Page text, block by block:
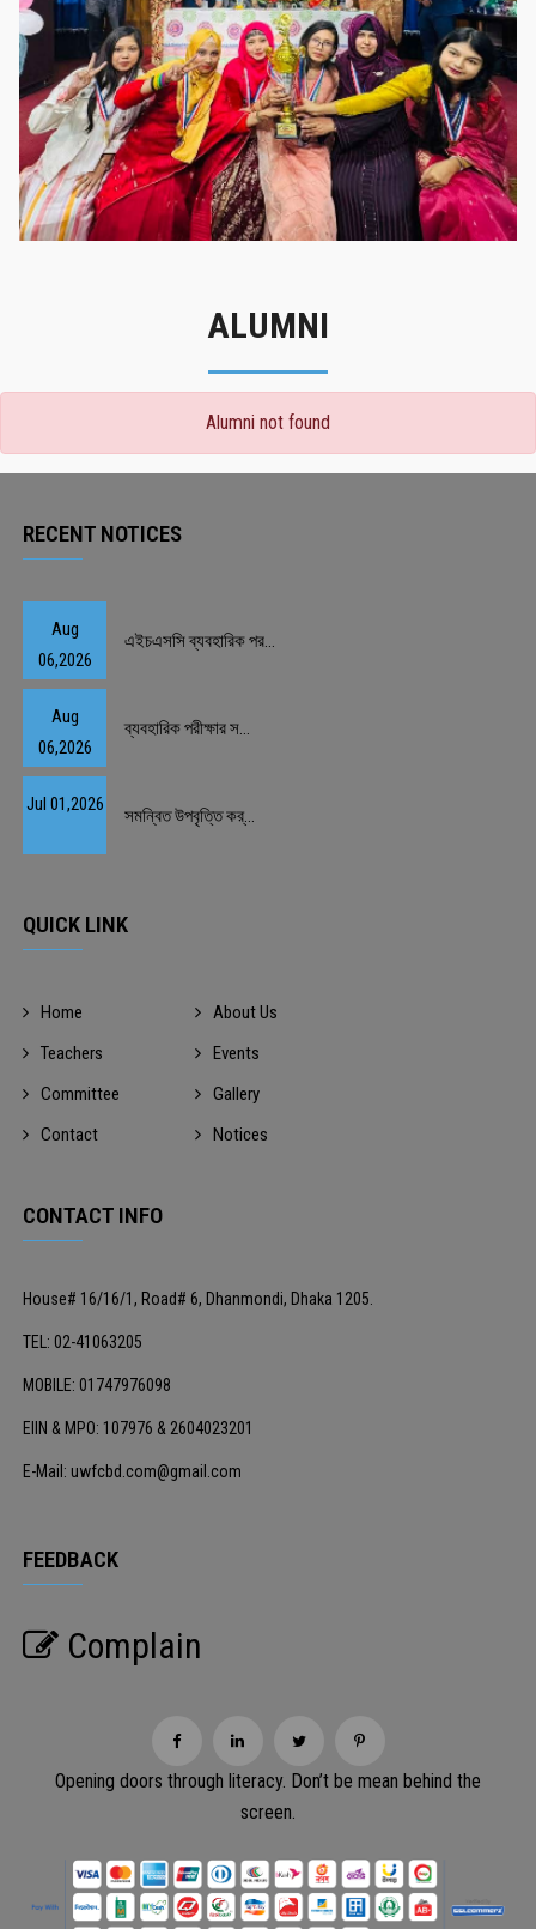
গৌরবের মুহূর্ত
গৌরবের মুহূর্ত
ALUMNI
Alumni not found
RECENT NOTICES
Aug
06,2026
এইচএসসি ব্যবহারিক পর...
Aug
06,2026
ব্যবহারিক পরীক্ষার স...
Jul 01,2026
সমন্বিত উপবৃত্তি কর্...
QUICK LINK
Home
About Us
Teachers
Events
Committee
Gallery
Contact
Notices
CONTACT INFO
House# 16/16/1, Road# 6, Dhanmondi, Dhaka 1205.
TEL: 02-41063205
MOBILE: 01747976098
EIIN & MPO: 107976 & 2604023201
E-Mail: uwfcbd.com@gmail.com
FEEDBACK
Complain
Opening doors through literacy. Don’t be mean behind the
screen.